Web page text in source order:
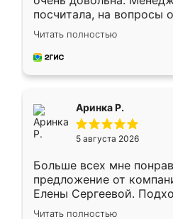
посчитала, на вопросы
Замерщик приехал в
делу со всей
за день, ребята
Читать полностью
Аринка Р.
5 августа 2026
Больше всех мне
предложение от
Елены Сергеевой.
короткие сроки
Читать полностью